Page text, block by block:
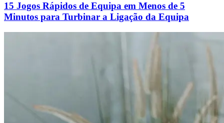
15 Jogos Rápidos de Equipa em Menos de 5
Minutos para Turbinar a Ligação da Equipa